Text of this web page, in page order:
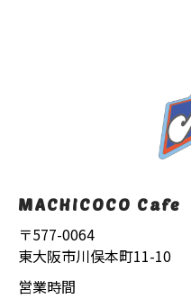
MACHICOCO Cafe
〒577-0064
東大阪市川俣本町11-10
営業時間